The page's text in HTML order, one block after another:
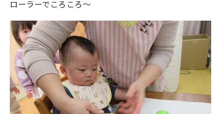
ローラーでころころ～